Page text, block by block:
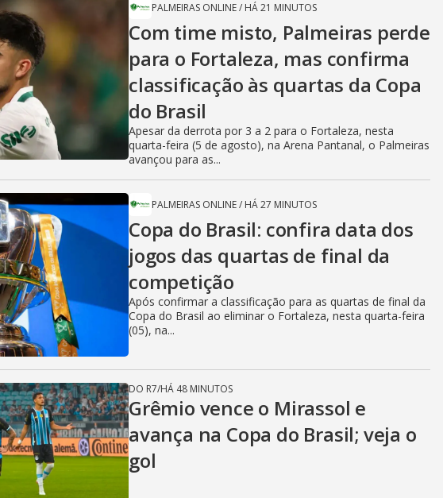
PALMEIRAS ONLINE/ HÁ 21 MINUTOS
Com time misto, Palmeiras perde
para o Fortaleza, mas confirma
classificação às quartas da Copa
do Brasil
Apesar da derrota por 3 a 2 para o Fortaleza, nesta
quarta-feira (5 de agosto), na Arena Pantanal, o Palmeiras
avançou para as...
PALMEIRAS ONLINE/ HÁ 27 MINUTOS
Copa do Brasil: confira data dos
jogos das quartas de final da
competição
Após confirmar a classificação para as quartas de final da
Copa do Brasil ao eliminar o Fortaleza, nesta quarta-feira
(05), na...
DO R7/HÁ 48 MINUTOS
Grêmio vence o Mirassol e
avança na Copa do Brasil; veja o
gol